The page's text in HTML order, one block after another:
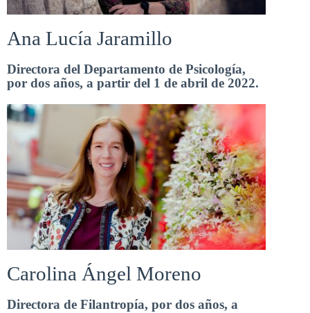
Ana Lucía Jaramillo
Directora del Departamento de Psicología,
por dos años, a partir del 1 de abril de 2022.
Carolina Ángel Moreno
Directora de Filantropía, por dos años, a